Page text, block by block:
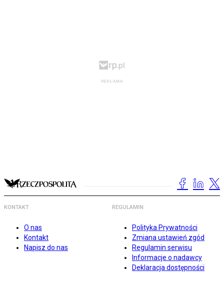
KONTAKT
O nas
Kontakt
Napisz do nas
REGULAMIN
Polityka Prywatności
Zmiana ustawień zgód
Regulamin serwisu
Informacje o nadawcy
Deklaracja dostępności